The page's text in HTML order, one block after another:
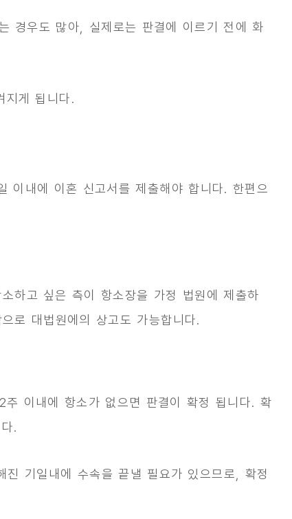
경우도 많아, 실제로는 판결에 이르기 전에 화
지게 됩니다.
이내에 이혼 신고서를 제출해야 합니다. 한편으
하고 싶은 측이 항소장을 가정 법원에 제출하
로 대법원에의 상고도 가능합니다.
2주 이내에 항소가 없으면 판결이 확정 됩니다. 확
.
기일내에 수속을 끝낼 필요가 있으므로, 확정